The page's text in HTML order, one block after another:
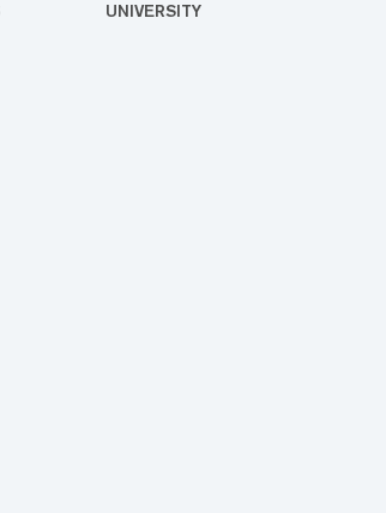
UNIVERSITY